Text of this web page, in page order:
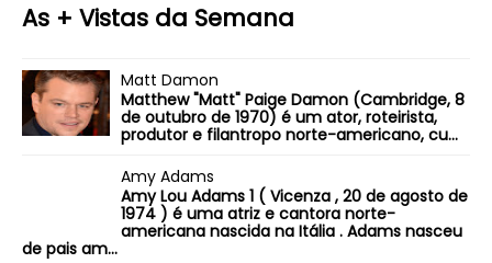
As + Vistas da Semana
Matt Damon
Matthew "Matt" Paige Damon (Cambridge, 8
de outubro de 1970) é um ator, roteirista,
produtor e filantropo norte-americano, cu...
Amy Adams
Amy Lou Adams 1 ( Vicenza , 20 de agosto de
1974 ) é uma atriz e cantora norte-
americana nascida na Itália . Adams nasceu
de pais am...